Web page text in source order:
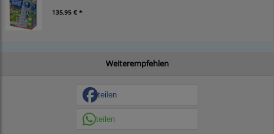
135,95 € *
Weiterempfehlen
teilen
teilen